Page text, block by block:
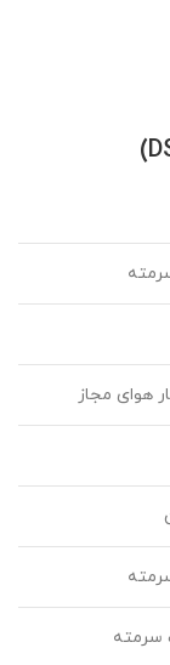
هوای مجاز
سرمته